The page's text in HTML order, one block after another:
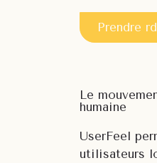
Prendre
Le
humaine
UserFeel
utilisateurs